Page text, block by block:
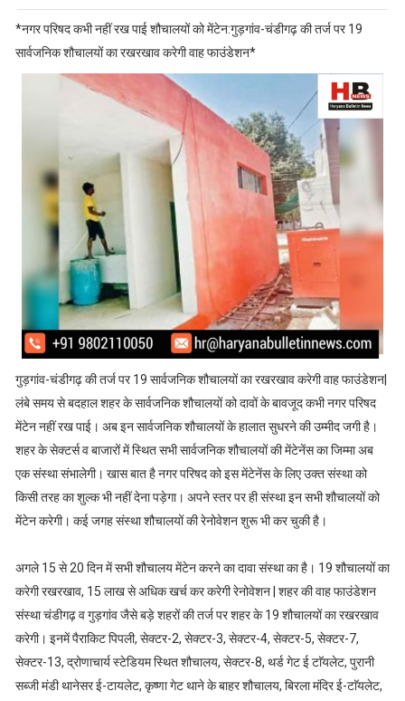
*नगर परिषद कभी नहीं रख पाई शौचालयों को मेंटेन:गुड़गांव-चंडीगढ़ की तर्ज पर 19
सार्वजनिक शौचालयों का रखरखाव करेगी वाह फाउंडेशन*
गुड़गांव-चंडीगढ़ की तर्ज पर 19 सार्वजनिक शौचालयों का रखरखाव करेगी वाह फाउंडेशन|
लंबे समय से बदहाल शहर के सार्वजनिक शौचालयों को दावों के बावजूद कभी नगर परिषद
मेंटेन नहीं रख पाई। अब इन सार्वजनिक शौचालयों के हालात सुधरने की उम्मीद जगी है।
शहर के सेक्टर्स व बाजारों में स्थित सभी सार्वजनिक शौचालयों की मेंटेनेंस का जिम्मा अब
एक संस्था संभालेगी। खास बात है नगर परिषद को इस मेंटेनेंस के लिए उक्त संस्था को
किसी तरह का शुल्क भी नहीं देना पड़ेगा। अपने स्तर पर ही संस्था इन सभी शौचालयों को
मेंटेन करेगी। कई जगह संस्था शौचालयों की रेनोवेशन शुरू भी कर चुकी है।
अगले 15 से 20 दिन में सभी शौचालय मेंटेन करने का दावा संस्था का है। 19 शौचालयों का
करेगी रखरखाव, 15 लाख से अधिक खर्च कर करेगी रेनोवेशन | शहर की वाह फाउंडेशन
संस्था चंडीगढ़ व गुड़गांव जैसे बड़े शहरों की तर्ज पर शहर के 19 शौचालयों का रखरखाव
करेगी। इनमें पैराकिट पिपली, सेक्टर-2, सेक्टर-3, सेक्टर-4, सेक्टर-5, सेक्टर-7,
सेक्टर-13, द्रोणाचार्य स्टेडियम स्थित शौचालय, सेक्टर-8, थर्ड गेट ई टाॅयलेट, पुरानी
सब्जी मंडी थानेसर ई-टायलेट, कृष्णा गेट थाने के बाहर शौचालय, बिरला मंदिर ई-टाॅयलेट,